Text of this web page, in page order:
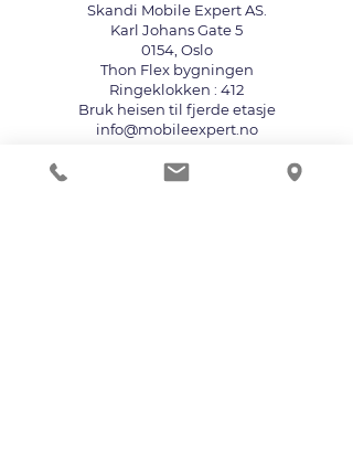
Skandi Mobile Expert AS.
Karl Johans Gate 5
0154, Oslo
Thon Flex bygningen
Ringeklokken : 412
Bruk heisen til fjerde etasje
info@mobileexpert.no